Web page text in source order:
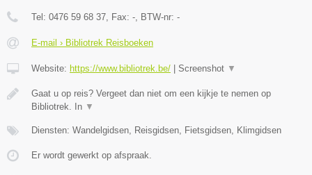
Tel: 0476 59 68 37, Fax: -, BTW-nr: -
E-mail › Bibliotrek Reisboeken
Website: https://www.bibliotrek.be/ Screenshot ▼
Gaat u op reis? Vergeet dan niet om een kijkje te nemen op
Bibliotrek. In ▼
Diensten: Wandelgidsen, Reisgidsen, Fietsgidsen, Klimgidsen
Er wordt gewerkt op afspraak.